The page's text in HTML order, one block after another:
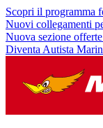
Scopri il programma
Nuovi collegamenti
Nuova sezione
Diventa Autista